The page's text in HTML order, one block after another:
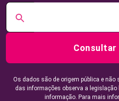
Consultar
Os dados são de origem pública e
das informações observa a legislação
informação. Para mais